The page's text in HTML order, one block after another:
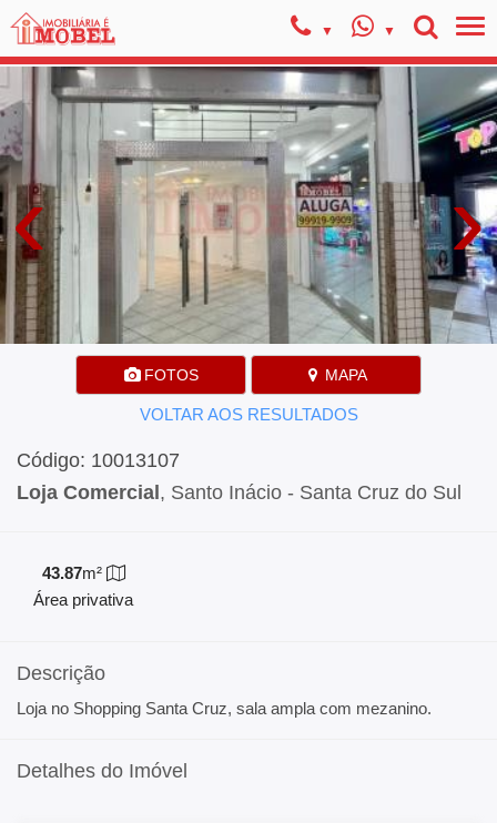
‹ ›
FOTOS MAPA
VOLTAR AOS RESULTADOS
Código: 10013107
Loja Comercial , Santo Inácio - Santa Cruz do Sul
43.87m²
Área privativa
Descrição
Loja no Shopping Santa Cruz, sala ampla com mezanino.
Detalhes do Imóvel